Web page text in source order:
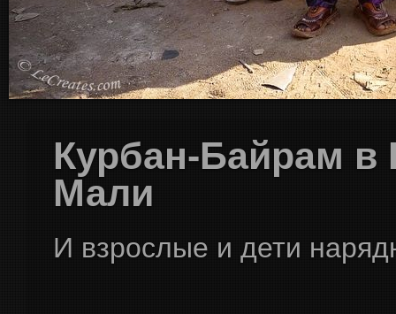
Курбан-Байрам в
Мали
И взрослые и дети